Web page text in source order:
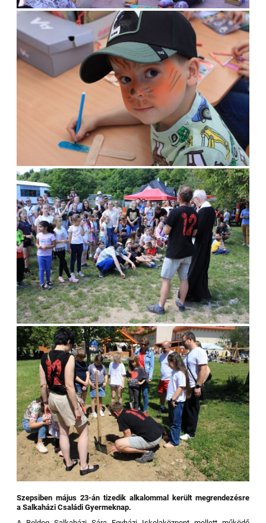
Szepsiben május 23-án tizedik alkalommal került megrendezésre
a Salkaházi Családi Gyermeknap.